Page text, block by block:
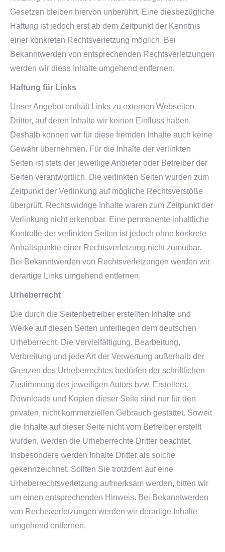
Gesetzen bleiben hiervon unberührt. Eine diesbezügliche
Haftung ist jedoch erst ab dem Zeitpunkt der Kenntnis
einer konkreten Rechtsverletzung möglich. Bei
Bekanntwerden von entsprechenden Rechtsverletzungen
werden wir diese Inhalte umgehend entfernen.
Haftung für Links
Unser Angebot enthält Links zu externen Webseiten
Dritter, auf deren Inhalte wir keinen Einfluss haben.
Deshalb können wir für diese fremden Inhalte auch keine
Gewähr übernehmen. Für die Inhalte der verlinkten
Seiten ist stets der jeweilige Anbieter oder Betreiber der
Seiten verantwortlich. Die verlinkten Seiten wurden zum
Zeitpunkt der Verlinkung auf mögliche Rechtsverstöße
überprüft. Rechtswidrige Inhalte waren zum Zeitpunkt der
Verlinkung nicht erkennbar. Eine permanente inhaltliche
Kontrolle der verlinkten Seiten ist jedoch ohne konkrete
Anhaltspunkte einer Rechtsverletzung nicht zumutbar.
Bei Bekanntwerden von Rechtsverletzungen werden wir
derartige Links umgehend entfernen.
Urheberrecht
Die durch die Seitenbetreiber erstellten Inhalte und
Werke auf diesen Seiten unterliegen dem deutschen
Urheberrecht. Die Vervielfältigung, Bearbeitung,
Verbreitung und jede Art der Verwertung außerhalb der
Grenzen des Urheberrechtes bedürfen der schriftlichen
Zustimmung des jeweiligen Autors bzw. Erstellers.
Downloads und Kopien dieser Seite sind nur für den
privaten, nicht kommerziellen Gebrauch gestattet. Soweit
die Inhalte auf dieser Seite nicht vom Betreiber erstellt
wurden, werden die Urheberrechte Dritter beachtet.
Insbesondere werden Inhalte Dritter als solche
gekennzeichnet. Sollten Sie trotzdem auf eine
Urheberrechtsverletzung aufmerksam werden, bitten wir
um einen entsprechenden Hinweis. Bei Bekanntwerden
von Rechtsverletzungen werden wir derartige Inhalte
umgehend entfernen.